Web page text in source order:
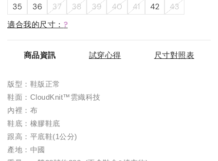
35 36 37 38 39 40 41 42
43
適合我的尺寸： ?
商品資訊 試穿心得 尺寸對照表
版型：鞋版正常
鞋面：CloudKnit™雲織科技
內裡：布
鞋底：橡膠鞋底
跟高：平底鞋(1公分)
產地：中國